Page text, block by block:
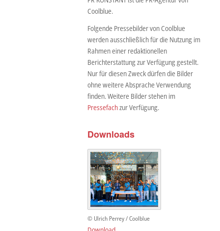
Coolblue.
Folgende Pressebilder von Coolblue
werden ausschließlich für die Nutzung im
Rahmen einer redaktionellen
Berichterstattung zur Verfügung gestellt.
Nur für diesen Zweck dürfen die Bilder
ohne weitere Absprache Verwendung
finden. Weitere Bilder stehen im
Pressefachzur Verfügung.
Downloads
© Ulrich Perrey / Coolblue